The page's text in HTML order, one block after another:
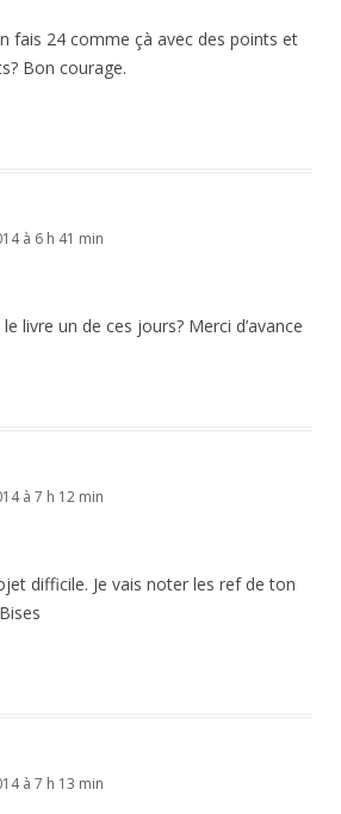
fais 24 comme çà avec des points et
Bon courage.
à 6 h 41 min
livre un de ces jours? Merci d’avance
à 7 h 12 min
difficile. Je vais noter les ref de ton
à 7 h 13 min